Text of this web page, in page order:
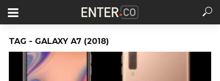
TAG - GALAXY A7 (2018)